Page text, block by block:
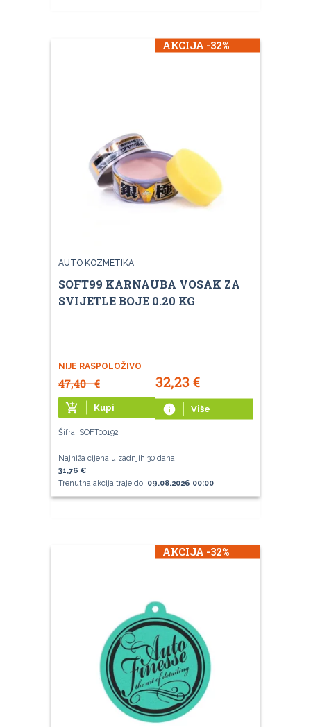
AKCIJA -32%
AUTO KOZMETIKA
SOFT99 KARNAUBA VOSAK ZA
SVIJETLE BOJE 0.20 KG
NIJE RASPOLOŽIVO
47,40€ 32,23€
add_shopping_cart Kupi info Više
Šifra: SOFT00192
Najniža cijena u zadnjih 30 dana:
31,76 €
Trenutna akcija traje do: 09.08.2026 00:00
AKCIJA -32%